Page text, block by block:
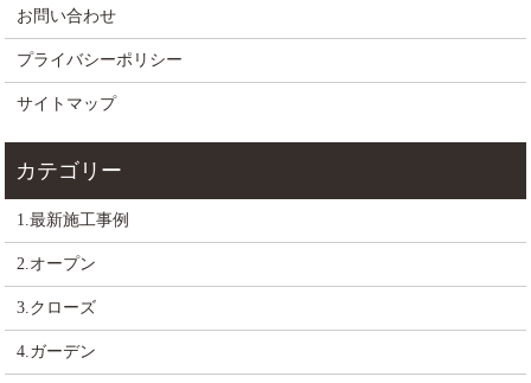
お問い合わせ
プライバシーポリシー
サイトマップ
1.最新施工事例
2.オープン
3.クローズ
4.ガーデン